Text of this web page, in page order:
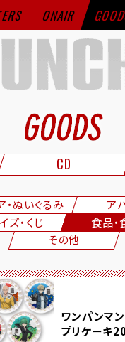
ONAIR
CD
・ぬいぐるみ ア
ズ・くじ 食品・
その他
ワンパンマ
プリケーキ